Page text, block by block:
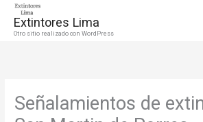
Extintores Lima
Otro sitio realizado con WordPress
Señalamientos de